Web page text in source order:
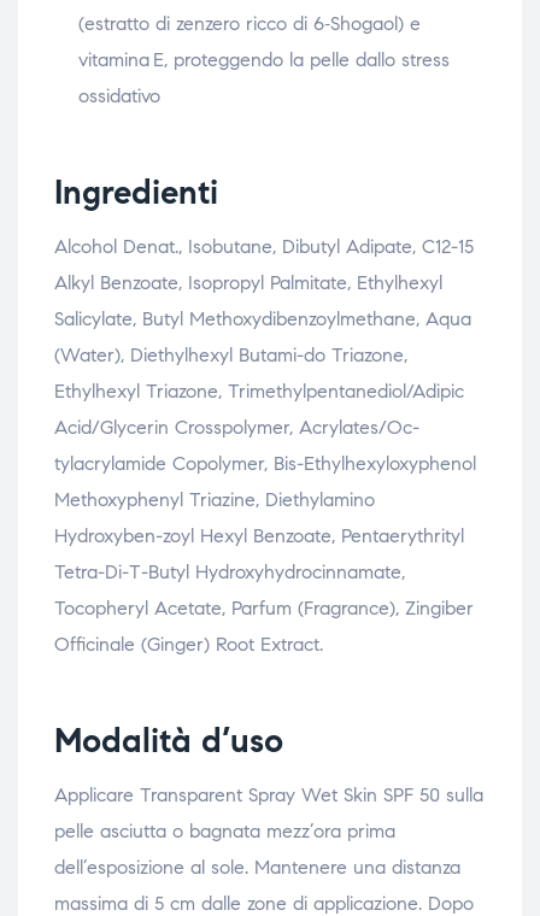
(estratto di zenzero ricco di 6‑Shogaol) e
vitamina E, proteggendo la pelle dallo stress
ossidativo
Ingredienti
Alcohol Denat., Isobutane, Dibutyl Adipate, C12-15
Alkyl Benzoate, Isopropyl Palmitate, Ethylhexyl
Salicylate, Butyl Methoxydibenzoylmethane, Aqua
(Water), Diethylhexyl Butami-do Triazone,
Ethylhexyl Triazone, Trimethylpentanediol/Adipic
Acid/Glycerin Crosspolymer, Acrylates/Oc-
tylacrylamide Copolymer, Bis-Ethylhexyloxyphenol
Methoxyphenyl Triazine, Diethylamino
Hydroxyben-zoyl Hexyl Benzoate, Pentaerythrityl
Tetra-Di-T-Butyl Hydroxyhydrocinnamate,
Tocopheryl Acetate, Parfum (Fragrance), Zingiber
Officinale (Ginger) Root Extract.
Modalità d’uso
Applicare Transparent Spray Wet Skin SPF 50 sulla
pelle asciutta o bagnata mezz’ora prima
dell’esposizione al sole. Mantenere una distanza
massima di 5 cm dalle zone di applicazione. Dopo